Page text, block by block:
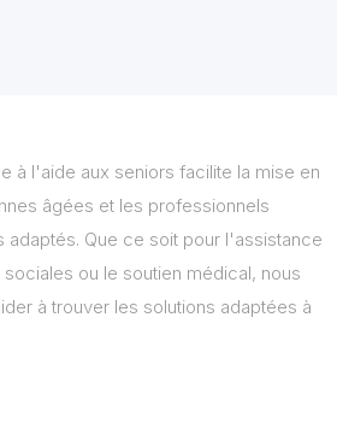
à l'aide aux seniors facilite la mise en
âgées et les professionnels
Que ce soit pour l'assistance
ou le soutien médical, nous
à trouver les solutions adaptées à